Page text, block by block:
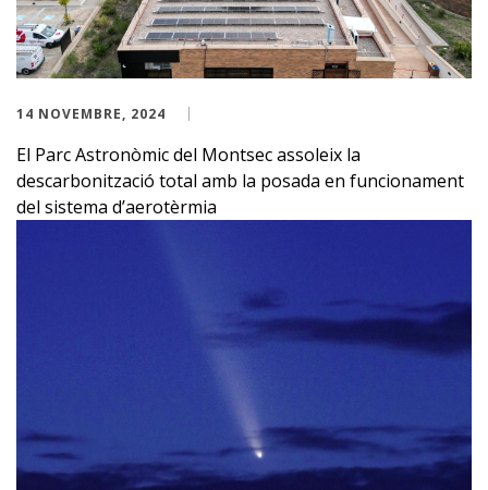
14 NOVEMBRE, 2024
El Parc Astronòmic del Montsec assoleix la
descarbonització total amb la posada en funcionament
del sistema d’aerotèrmia